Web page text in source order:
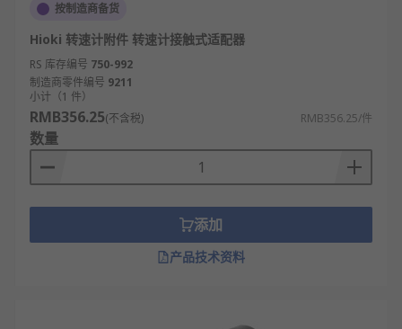
按制造商备货
Hioki 转速计附件 转速计接触式适配器
RS 库存编号 750-992
制造商零件编号 9211
小计（1 件）
RMB356.25(不含税) RMB356.25/件
数量
添加
产品技术资料